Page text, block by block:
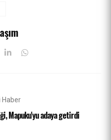
Haber
Mapuku'yu adaya getirdi